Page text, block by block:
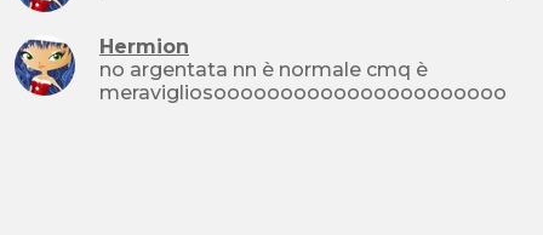
Hermion
no argentata nn è normale cmq è
meravigliosoooooooooooooooooooooo